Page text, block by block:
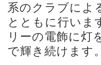
系のクラブによ
とともに行いま
リーの電飾に灯
で輝き続けます。